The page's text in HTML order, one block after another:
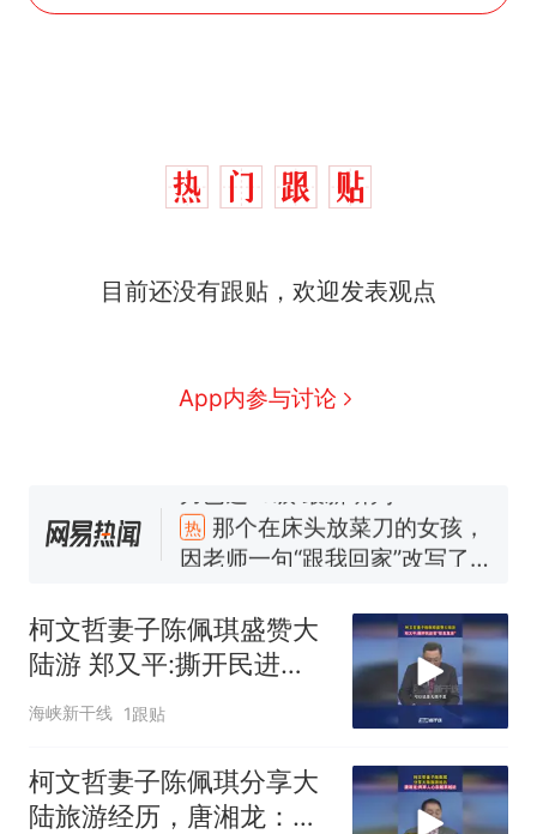
目前还没有跟贴，欢迎发表观点
App内参与讨论
因老师一句“跟我回家”改写了
人生
新
费大厨“全国小炒肉大王”称
回大海 目击者直呼震惊 （视频
佛山一中学招聘物理教师，笔
试前13名均遭淘汰？教育局：
热
那个在床头放菜刀的女孩，
因老师一句“跟我回家”改写了
柯文哲妻子陈佩琪盛赞大
陆游 郑又平:撕开民进
党"信息茧房"
海峡新干线 1跟贴
柯文哲妻子陈佩琪分享大
陆旅游经历，唐湘龙：两